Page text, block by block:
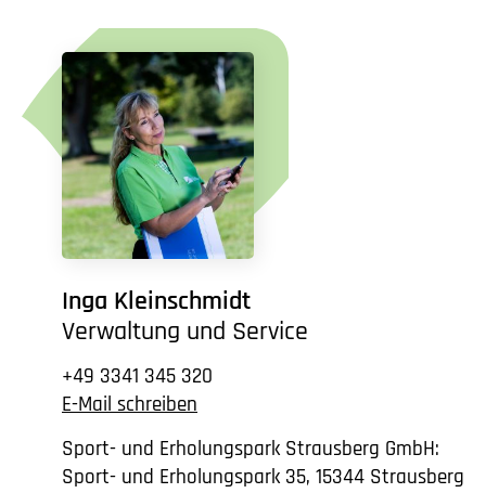
Inga Kleinschmidt
Verwaltung und Service
+49 3341 345 320
E-Mail schreiben
Sport- und Erholungspark Strausberg GmbH:
Sport- und Erholungspark 35, 15344 Strausberg